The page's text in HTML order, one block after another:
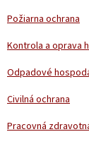
Požiarna ochrana
Kontrola a oprava
Odpadové
Civilná ochrana
Pracovná